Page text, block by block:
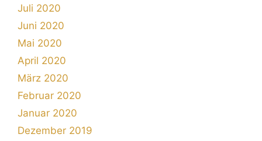
Juli 2020
Juni 2020
Mai 2020
April 2020
März 2020
Februar 2020
Januar 2020
Dezember 2019